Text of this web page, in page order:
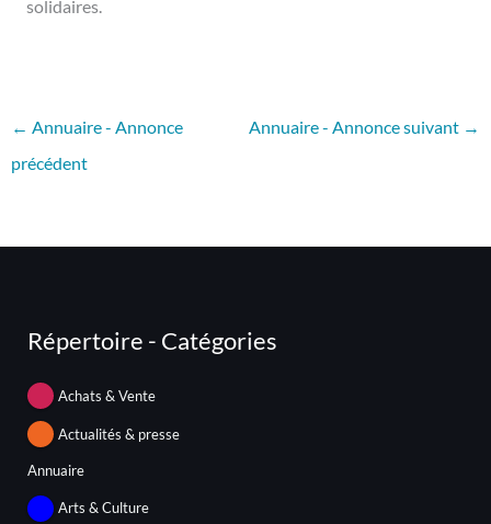
solidaires.
← Annuaire - Annonce
précédent
Annuaire - Annonce suivant →
Répertoire - Catégories
Achats & Vente
Actualités & presse
Annuaire
Arts & Culture